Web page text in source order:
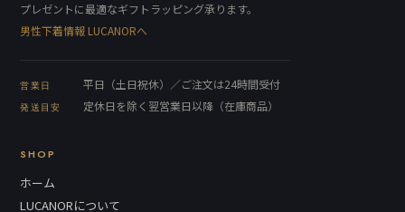
プレゼントに最適なギフトラッピング承ります。
男性下着情報 LUCANORへ
営業日 平日（土日祝休）／ご注文は24時間受付
発送目安 定休日を除く翌営業日以降（在庫商品）
SHOP
ホーム
LUCANORについて